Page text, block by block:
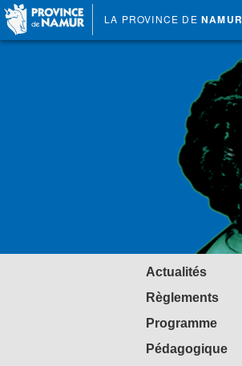
LA PROVINCE DE NAMUR
Actualités
Règlements
Programme
Pédagogique